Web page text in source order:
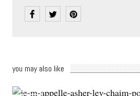
you may also like